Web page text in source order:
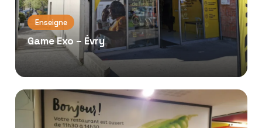
Enseigne
Game Exo – Évry